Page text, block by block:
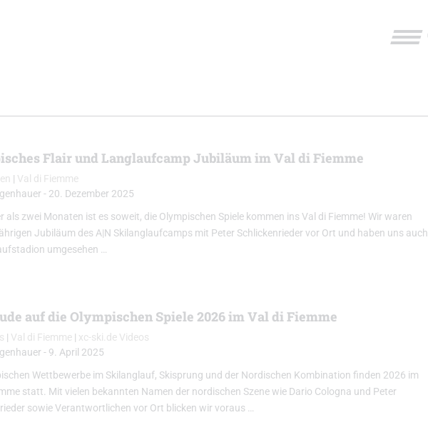
Flair und Langlaufcamp Jubiläum im Val di Fiemme
| Val di Fiemme
- 20. Dezember 2025
als zwei Monaten ist es soweit, die Olympischen Spiele kommen ins Val di Fiemme! Wir waren
Jubiläum des A|N Skilanglaufcamps mit Peter Schlickenrieder vor Ort und haben uns auch
umgesehen …
auf die Olympischen Spiele 2026 im Val di Fiemme
| Val di Fiemme | xc-ski.de Videos
- 9. April 2025
Wettbewerbe im Skilanglauf, Skisprung und der Nordischen Kombination finden 2026 im
statt. Mit vielen bekannten Namen der nordischen Szene wie Dario Cologna und Peter
sowie Verantwortlichen vor Ort blicken wir voraus …